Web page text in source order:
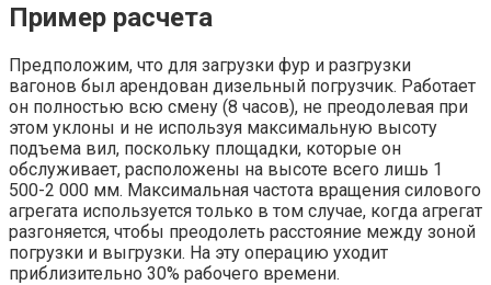
Пример расчета
Предположим, что для загрузки фур и разгрузки
вагонов был арендован дизельный погрузчик. Работает
он полностью всю смену (8 часов), не преодолевая при
этом уклоны и не используя максимальную высоту
подъема вил, поскольку площадки, которые он
обслуживает, расположены на высоте всего лишь 1
500-2 000 мм. Максимальная частота вращения силового
агрегата используется только в том случае, когда агрегат
разгоняется, чтобы преодолеть расстояние между зоной
погрузки и выгрузки. На эту операцию уходит
приблизительно 30% рабочего времени.